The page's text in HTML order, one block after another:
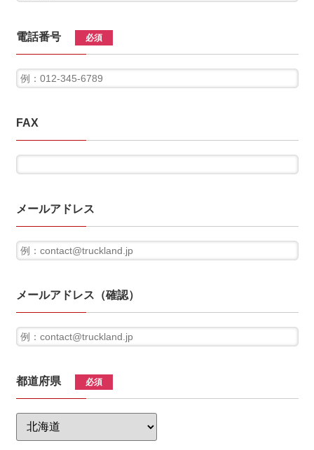
電話番号 必須
FAX
メールアドレス
メールアドレス（確認）
都道府県 必須